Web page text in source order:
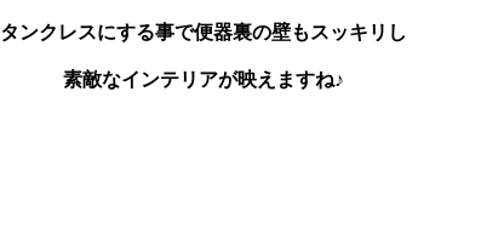
タンクレスにする事で便器裏の壁もスッキリし
素敵なインテリアが映えますね♪